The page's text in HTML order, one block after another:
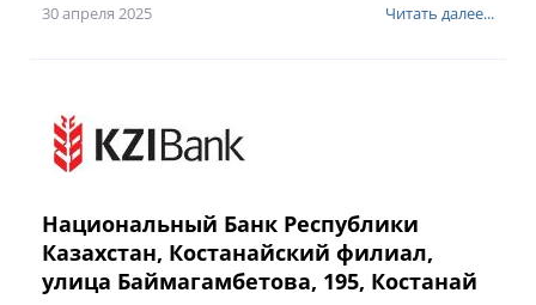
30 апреля 2025 Читать далее...
Национальный Банк Республики
Казахстан, Костанайский филиал,
улица Баймагамбетова, 195, Костанай